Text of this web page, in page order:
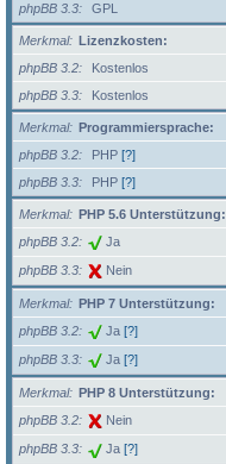
phpBB 3.3
GPL
Merkmal
Lizenzkosten:
phpBB 3.2
Kostenlos
phpBB 3.3
Kostenlos
Merkmal
Programmiersprache:
phpBB 3.2
PHP [?]
phpBB 3.3
PHP [?]
Merkmal
PHP 5.6 Unterstützung:
phpBB 3.2
Ja
phpBB 3.3 Nein
Merkmal
PHP 7 Unterstützung:
phpBB 3.2
Ja [?]
phpBB 3.3 Ja [?]
Merkmal
PHP 8 Unterstützung:
phpBB 3.2
Nein
phpBB 3.3 Ja [?]